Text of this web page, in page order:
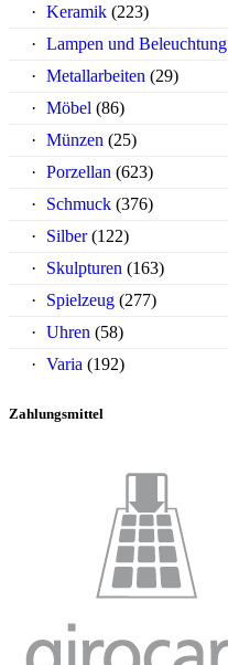
Keramik (223)
Lampen und Beleuchtung
Metallarbeiten (29)
Möbel (86)
Münzen (25)
Porzellan (623)
Schmuck (376)
Silber (122)
Skulpturen (163)
Spielzeug (277)
Uhren (58)
Varia (192)
Zahlungsmittel